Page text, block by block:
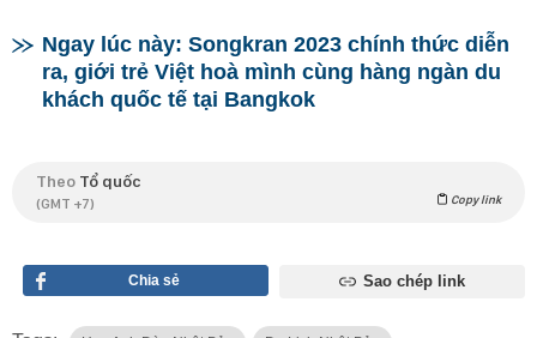
Ngay lúc này: Songkran 2023 chính thức diễn
ra, giới trẻ Việt hoà mình cùng hàng ngàn du
khách quốc tế tại Bangkok
Theo Tổ quốc
(GMT +7) Copy link
Chia sẻ Sao chép link